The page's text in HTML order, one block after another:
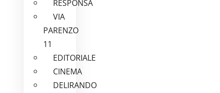
RESPONSA
VIA
PARENZO
11
EDITORIALE
CINEMA
DELIRANDO